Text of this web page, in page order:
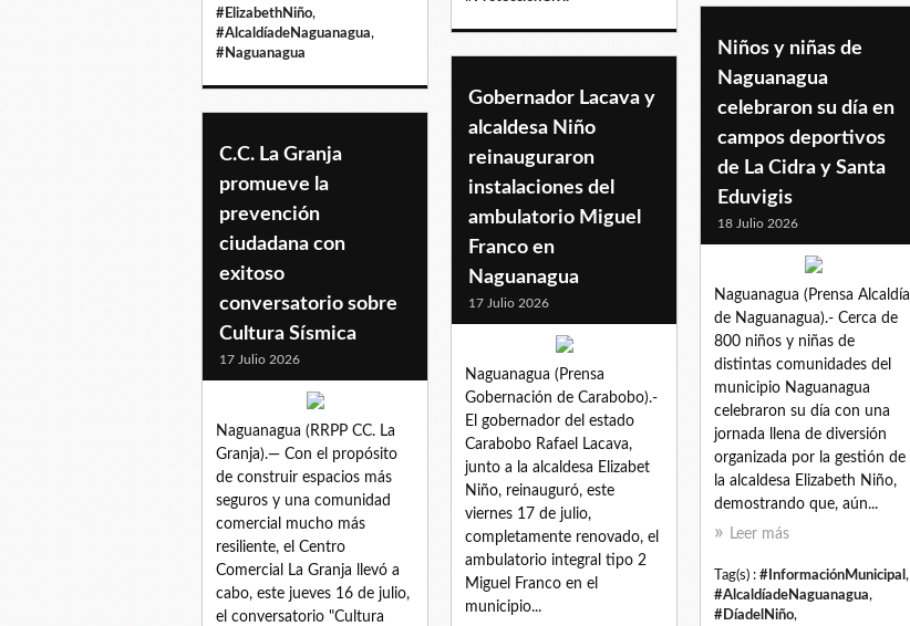
#ElizabethNiño,
#AlcaldíadeNaguanagua,
#Naguanagua
Niños y niñas de
Naguanagua
celebraron su día en
campos deportivos
de La Cidra y Santa
Eduvigis
18 Julio 2026
Naguanagua (Prensa Alcaldía
de Naguanagua).- Cerca de
800 niños y niñas de
distintas comunidades del
municipio Naguanagua
celebraron su día con una
jornada llena de diversión
organizada por la gestión de
la alcaldesa Elizabeth Niño,
demostrando que, aún...
Leer más
Tag(s) : #InformaciónMunicipal ,
#AlcaldíadeNaguanagua,
#DíadelNiño,
Gobernador Lacava y
alcaldesa Niño
reinauguraron
instalaciones del
ambulatorio Miguel
Franco en
Naguanagua
17 Julio 2026
Naguanagua (Prensa
Gobernación de Carabobo).-
El gobernador del estado
Carabobo Rafael Lacava,
junto a la alcaldesa Elizabet
Niño, reinauguró, este
viernes 17 de julio,
completamente renovado, el
ambulatorio integral tipo 2
Miguel Franco en el
municipio...
C.C. La Granja
promueve la
prevención
ciudadana con
exitoso
conversatorio sobre
Cultura Sísmica
17 Julio 2026
Naguanagua (RRPP CC. La
Granja).— Con el propósito
de construir espacios más
seguros y una comunidad
comercial mucho más
resiliente, el Centro
Comercial La Granja llevó a
cabo, este jueves 16 de julio,
el conversatorio "Cultura